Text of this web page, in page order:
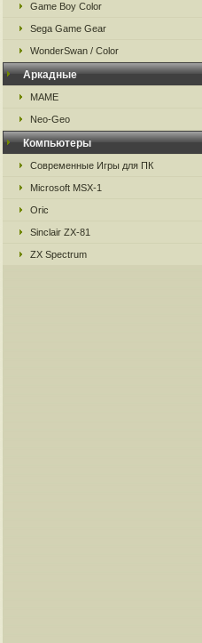
Game Boy Color
Sega Game Gear
WonderSwan / Color
Аркадные
MAME
Neo-Geo
Компьютеры
Современные Игры для ПК
Microsoft MSX-1
Oric
Sinclair ZX-81
ZX Spectrum